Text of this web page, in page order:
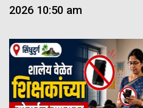
2026 10:50 am